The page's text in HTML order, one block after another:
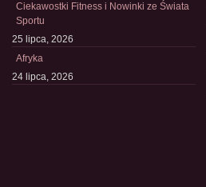
Ciekawostki Fitness i Nowinki ze Świata
Sportu
25 lipca, 2026
Afryka
24 lipca, 2026